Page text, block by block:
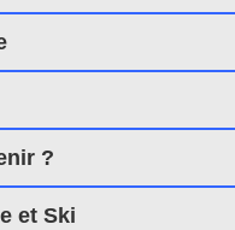
?
et Ski